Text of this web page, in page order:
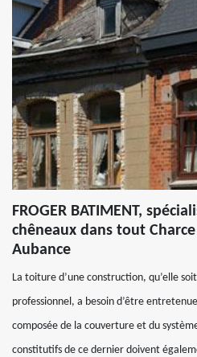
FROGER BATIMENT,
chêneaux dans tout
Aubance
La toiture d’une construction, qu’elle
professionnel, a besoin d’être
composée de la couverture et du
constitutifs de ce dernier doivent